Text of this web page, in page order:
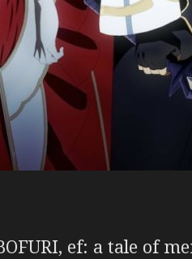
ef: a tale of